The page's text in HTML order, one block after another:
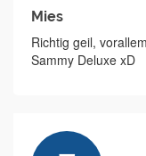
Mies
Richtig geil,
Sammy Deluxe xD